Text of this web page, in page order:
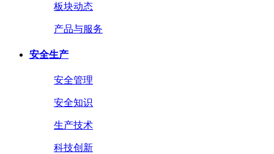
板块动态
产品与服务
安全生产
安全管理
安全知识
生产技术
科技创新